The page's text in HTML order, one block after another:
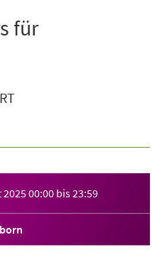
für
202500:00 bis23:59